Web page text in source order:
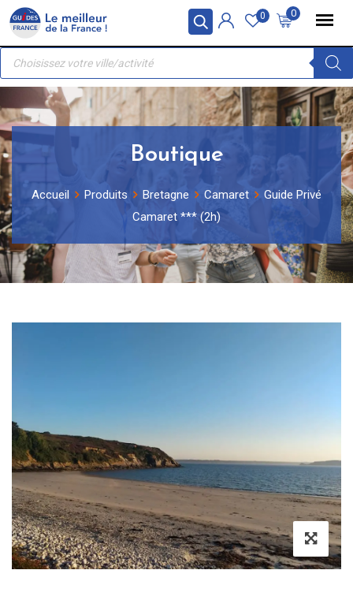
Panneau de gestion des cookies
Skip
content
0
0
Recherche
produits
Boutique
Accueil Produits Bretagne Camaret
Guide Privé
Camaret *** (2h)